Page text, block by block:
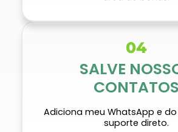
04
SALVE
CONTATOS
Adiciona meu WhatsApp e
suporte direto.